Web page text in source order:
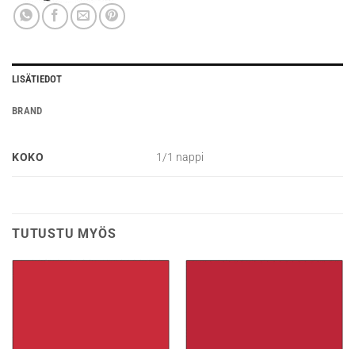
LISÄTIEDOT
BRAND
KOKO 1/1 nappi
TUTUSTU MYÖS